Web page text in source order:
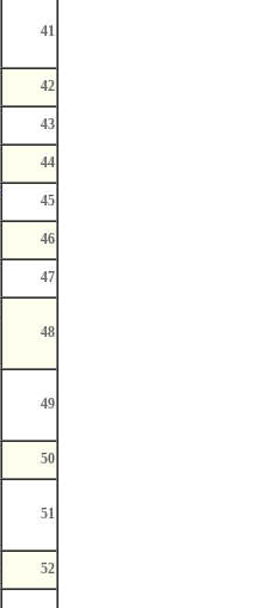
41
42
43
44
45
46
47
48
49
50
51
52